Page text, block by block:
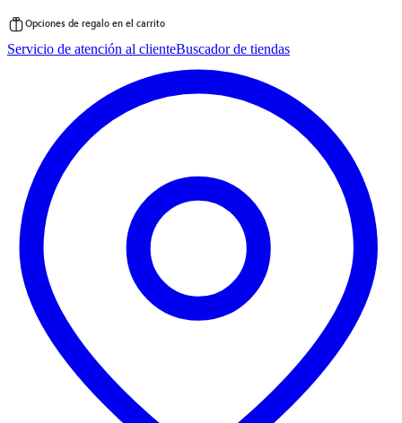
al
Opciones de regalo en el carrito
Servicio de atención al clienteBuscador de tiendas